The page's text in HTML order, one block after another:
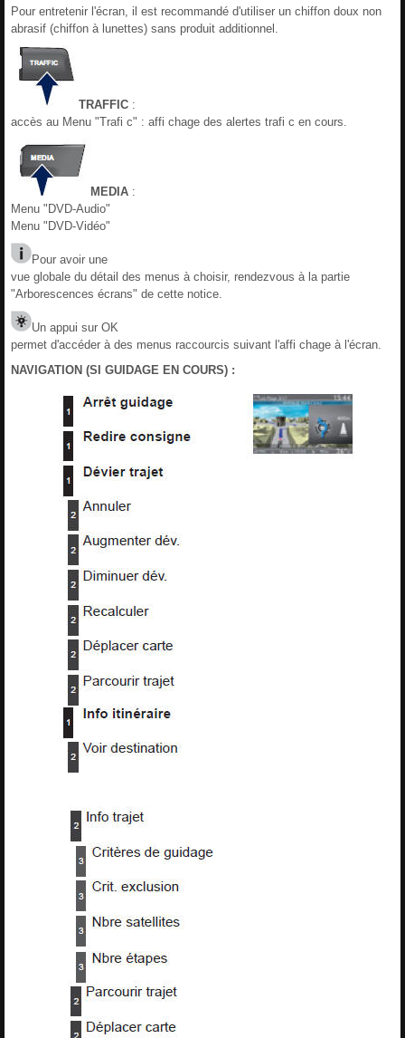
Pour entretenir l'écran, il est recommandé d'utiliser un chiffon doux non
abrasif (chiffon à lunettes) sans produit additionnel.
TRAFFIC :
accès au Menu "Trafi c" : affi chage des alertes trafi c en cours.
MEDIA :
Menu "DVD-Audio"
Menu "DVD-Vidéo"
Pour avoir une
vue globale du détail des menus à choisir, rendezvous à la partie
"Arborescences écrans" de cette notice.
Un appui sur OK
permet d'accéder à des menus raccourcis suivant l'affi chage à l'écran.
NAVIGATION (SI GUIDAGE EN COURS) :